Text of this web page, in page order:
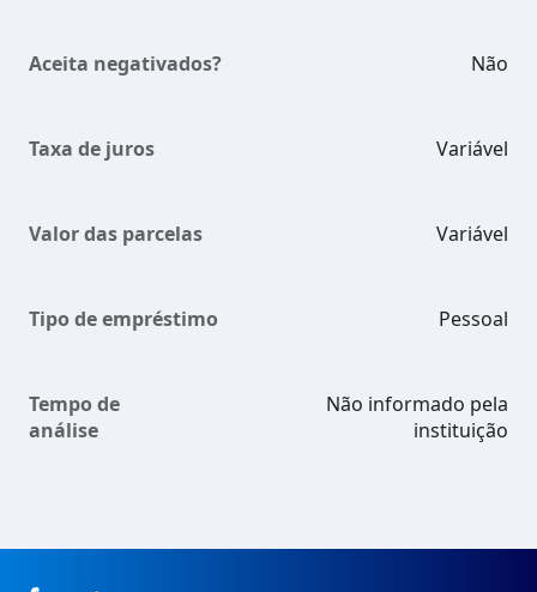
Aceita negativados? Não
Taxa de juros Variável
Valor das parcelas Variável
Tipo de empréstimo Pessoal
Tempo de
análise
Não informado pela
instituição